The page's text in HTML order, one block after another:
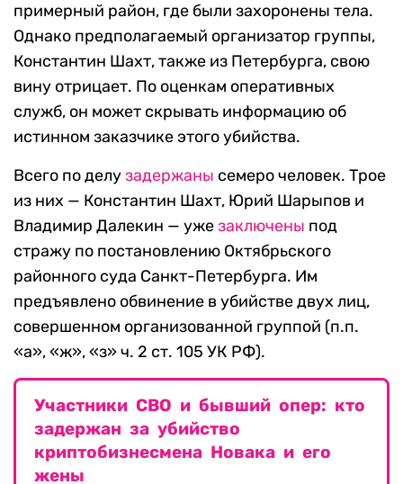
примерный район, где были захоронены тела.
Однако предполагаемый организатор группы,
Константин Шахт, также из Петербурга, свою
вину отрицает. По оценкам оперативных
служб, он может скрывать информацию об
истинном заказчике этого убийства.
Всего по делузадержаны семеро человек. Трое
из них — Константин Шахт, Юрий Шарыпов и
Владимир Далекин — ужезаключены под
стражу по постановлению Октябрьского
районного суда Санкт-Петербурга. Им
предъявлено обвинение в убийстве двух лиц,
совершенном организованной группой (п.п.
«а», «ж», «з» ч. 2 ст. 105 УК РФ).
Участники СВО и бывший опер: кто
задержан за убийство
криптобизнесмена Новака и его
жены